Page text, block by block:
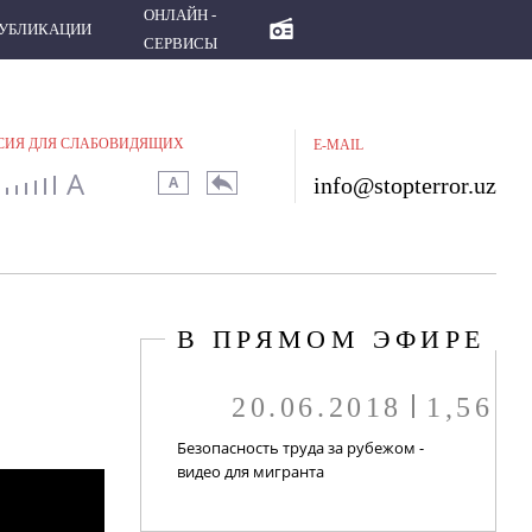
ПУБЛИКАЦИИ ОНЛАЙН - СЕРВИСЫ
ОНЛАЙН -
СЕРВИСЫ
ДЛЯ СЛАБОВИДЯЩИХ
A A
E-MAIL
info@stopterror.uz
В ПРЯМОМ ЭФИРЕ
20.06.2018 1,56
Безопасность труда за рубежом -
видео для мигранта